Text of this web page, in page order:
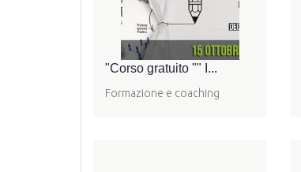
"Corso gratuito "" I...
Formazione e coaching